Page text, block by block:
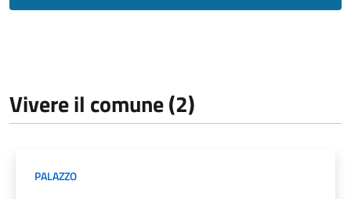
Vivere il comune (2)
PALAZZO